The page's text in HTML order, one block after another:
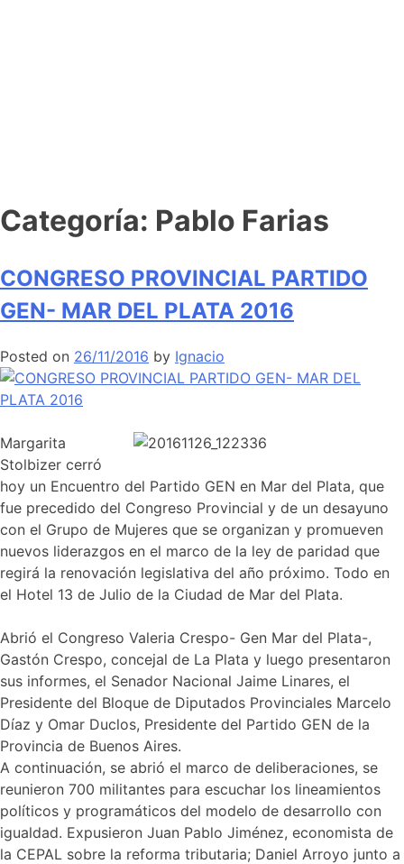
Categoría: Pablo Farias
CONGRESO PROVINCIAL PARTIDO
GEN- MAR DEL PLATA 2016
Posted on 26/11/2016 by Ignacio
Margarita
Stolbizer cerró
hoy un Encuentro del Partido GEN en Mar del Plata, que
fue precedido del Congreso Provincial y de un desayuno
con el Grupo de Mujeres que se organizan y promueven
nuevos liderazgos en el marco de la ley de paridad que
regirá la renovación legislativa del año próximo. Todo en
el Hotel 13 de Julio de la Ciudad de Mar del Plata.
Abrió el Congreso Valeria Crespo- Gen Mar del Plata-,
Gastón Crespo, concejal de La Plata y luego presentaron
sus informes, el Senador Nacional Jaime Linares, el
Presidente del Bloque de Diputados Provinciales Marcelo
Díaz y Omar Duclos, Presidente del Partido GEN de la
Provincia de Buenos Aires.
A continuación, se abrió el marco de deliberaciones, se
reunieron 700 militantes para escuchar los lineamientos
políticos y programáticos del modelo de desarrollo con
igualdad. Expusieron Juan Pablo Jiménez, economista de
la CEPAL sobre la reforma tributaria; Daniel Arroyo junto a